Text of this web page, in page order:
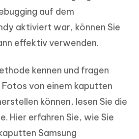
auf dem
aktiviert war, können Sie
effektiv verwenden.
kennen und fragen
von einem kaputten
können, lesen Sie die
Hier erfahren Sie, wie Sie
Samsung